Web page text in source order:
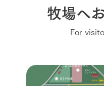
牧場へ
For